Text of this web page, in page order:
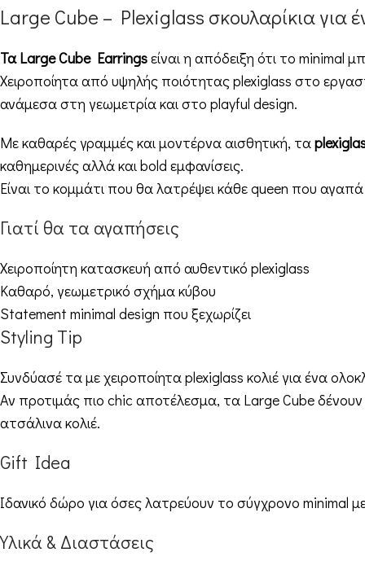
Large Cube – Plexiglass σκουλαρίκια για
Τα Large Cube Earringsείναι η απόδειξη ότι το
Χειροποίητα από υψηλής ποιότητας plexiglass στο
ανάμεσα στη γεωμετρία και στο playful design.
Με καθαρές γραμμές και μοντέρνα αισθητική, τα
καθημερινές αλλά και bold εμφανίσεις.
Είναι το κομμάτι που θα λατρέψει κάθε queen που
Γιατί θα τα αγαπήσεις
Χειροποίητη κατασκευή από αυθεντικό plexiglass
Καθαρό, γεωμετρικό σχήμα κύβου
Statement minimal design που ξεχωρίζει
Styling Tip
Συνδύασέ τα μεχειροποίητα plexiglass κολιέγια ένα
Αν προτιμάς πιο chic αποτέλεσμα, τα Large Cube
ατσάλινα κολιέ.
Gift Idea
Ιδανικό δώρο για όσες λατρεύουν το σύγχρονο minimal
Υλικά & Διαστάσεις